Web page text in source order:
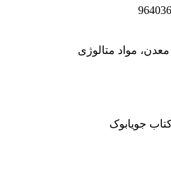
مواد متالوژی
جویابوک